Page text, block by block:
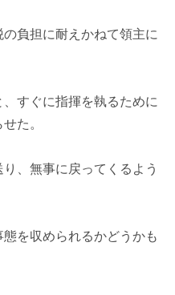
負担に耐えかねて領主に
すぐに指揮を執るために
た。
、無事に戻ってくるよう
を収められるかどうかも